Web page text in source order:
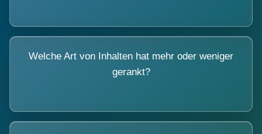
Welche Art von Inhalten hat mehr oder weniger
gerankt?